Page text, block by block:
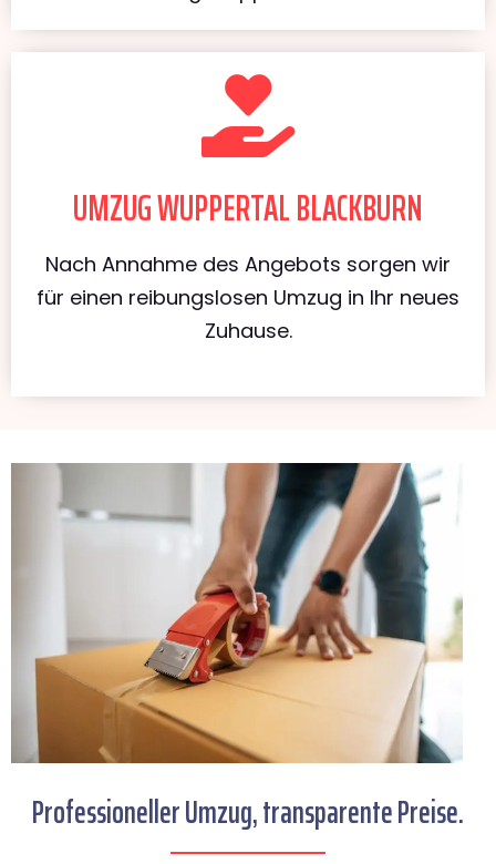
UMZUG WUPPERTAL BLACKBURN
Nach Annahme des Angebots sorgen wir
für einen reibungslosen Umzug in Ihr neues
Zuhause.
Professioneller Umzug, transparente Preise.